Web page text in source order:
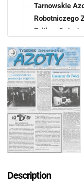
Tarnowskie
Robotniczego
Feliksa
Robotniczego
Feliksa
Tarnowskie
Robotniczego
Feliksa
Tarnowskie
Robotniczego
Feliksa
Robotniczego
Description